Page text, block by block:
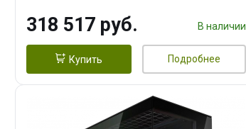
GDDR7 256bit/ 1 ТБ SSD)
318 517 руб. В наличии
Купить Подробнее